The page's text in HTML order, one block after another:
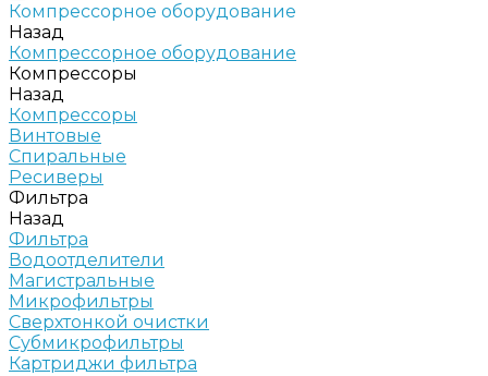
Компрессорное оборудование
Назад
Компрессорное оборудование
Компрессоры
Назад
Компрессоры
Винтовые
Спиральные
Ресиверы
Фильтра
Назад
Фильтра
Водоотделители
Магистральные
Микрофильтры
Сверхтонкой очистки
Субмикрофильтры
Картриджи фильтра